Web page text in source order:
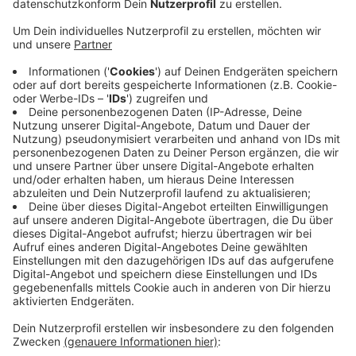
Bei einer Baumkontrolle in Welper stellte ein
Kontrolleur mehrere Bohrlöcher fest - an einer Eiche
und einer Kastanie in der Straße "Am Wittenstein".
Diese Verletzungen bedeuten eine erhebliche
Beeinträchtigung für die Bäume. Sie machen diese
anfälliger für Pilze, Bakterien und Schädlinge, heißt es
von der Stadt. Die zwei Bäume waren rund 90 bis 120
Jahre alt. Nach dem Vorfall stehen sie jetzt unter
besonderer Beobachtung. Zu solchen mutwilligen
Beschädigungen kommt es immer wieder - erst Ende
letzten Jahres hatten Unbekannte zwei Linden am
Parkplatz Wodental unerlaubt gefällt.